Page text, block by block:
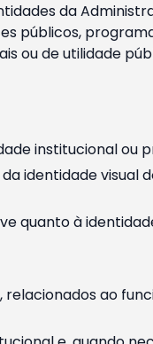
da
públicos,
ou de utilidade
institucional ou
identidade visual
quanto à
ao